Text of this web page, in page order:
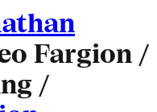
Fargion /
/